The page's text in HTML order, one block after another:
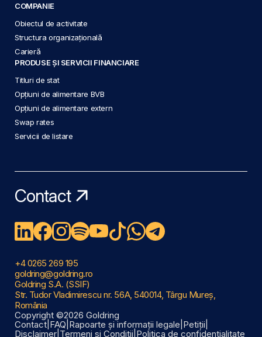
COMPANIE
Obiectul de activitate
Structura organizațională
Carieră
PRODUSE ȘI SERVICII FINANCIARE
Titluri de stat
Opțiuni de alimentare BVB
Opțiuni de alimentare extern
Swap rates
Servicii de listare
Contact
+4 0265 269 195
goldring@goldring.ro
Goldring S.A. (SSIF)
Str. Tudor Vladimirescu nr. 56A, 540014, Târgu Mureș,
România
Copyright ©2026 Goldring
Contact FAQ Rapoarte și informații legale Petiții
Disclaimer Termeni și Condiții Politica de confidențialitate